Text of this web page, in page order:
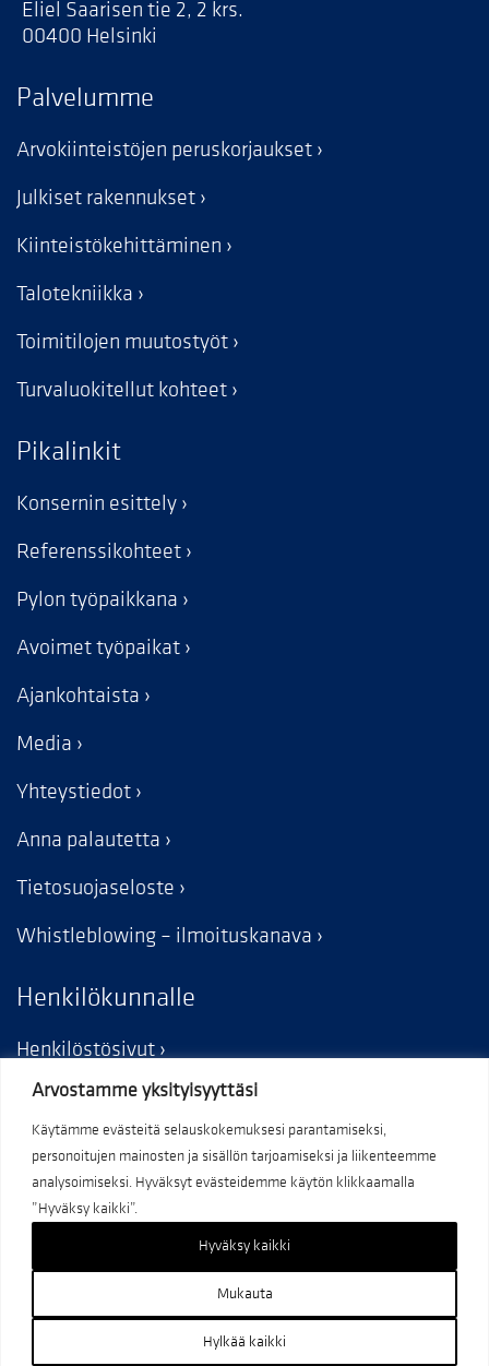
Arvostamme yksityisyyttäsi
Käytämme evästeitä selauskokemuksesi parantamiseksi,
personoitujen mainosten ja sisällön tarjoamiseksi ja liikenteemme
analysoimiseksi. Hyväksyt evästeidemme käytön klikkaamalla
”Hyväksy kaikki”.
Mukauta
Hylkää kaikki
Hyväksy kaikki
Eliel Saarisen tie 2, 2 krs.
00400 Helsinki
Palvelumme
Arvokiinteistöjen peruskorjaukset
Julkiset rakennukset
Kiinteistökehittäminen
Talotekniikka
Toimitilojen muutostyöt
Turvaluokitellut kohteet
Pikalinkit
Konsernin esittely
Referenssikohteet
Pylon työpaikkana
Avoimet työpaikat
Ajankohtaista
Media
Yhteystiedot
Anna palautetta
Tietosuojaseloste
Whistleblowing – ilmoituskanava
Henkilökunnalle
Henkilöstösivut
– KORJAA KAIKEN